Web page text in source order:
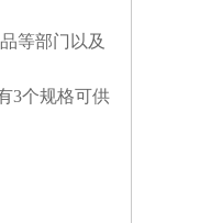
等部门以及
3个规格可供